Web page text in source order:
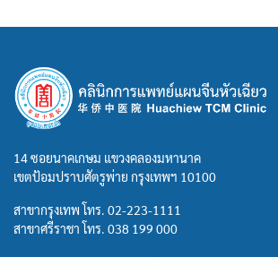
14 ซอยนาคเกษม แขวงคลองมหานาค
เขตป้อมปราบศัตรูพ่าย กรุงเทพฯ 10100
สาขากรุงเทพ โทร. 02-223-1111
สาขาศรีราชา โทร. 038 199 000